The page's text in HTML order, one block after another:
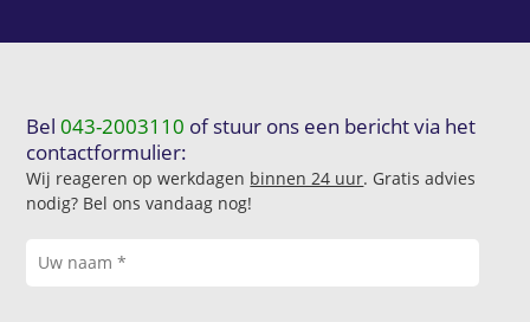
Bel043-2003110 of stuur ons een bericht via het
contactformulier:
Wij reageren op werkdagen binnen 24 uur. Gratis advies
nodig? Bel ons vandaag nog!